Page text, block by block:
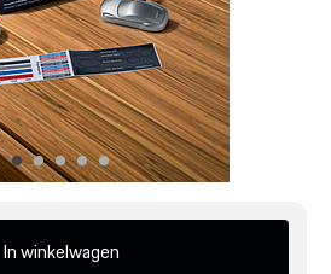
In winkelwagen